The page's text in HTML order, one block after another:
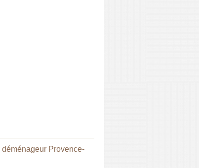
déménageur Provence-